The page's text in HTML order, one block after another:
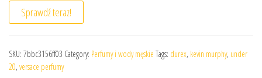
Sprawdź teraz!
SKU: 7bbc3156ff03 Category: Perfumy i wody męskie Tags: durex, kevin murphy, under
20, versace perfumy